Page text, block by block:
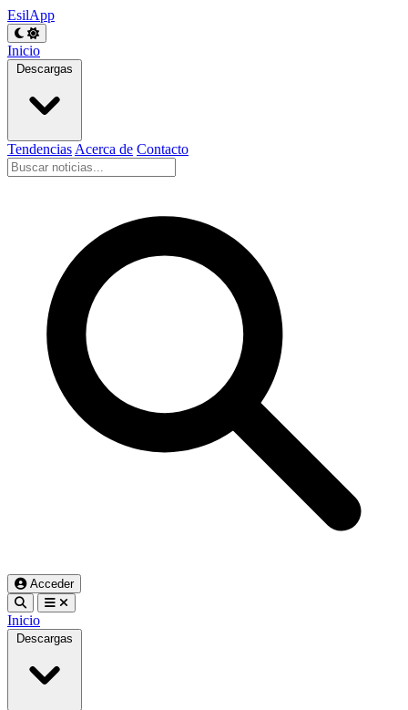
EsilApp
Inicio
Descargas
Tendencias Acerca de Contacto
Acceder
Inicio
Descargas